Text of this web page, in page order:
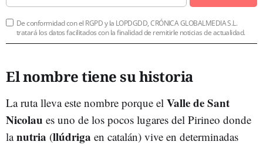
De conformidad con el RGPD y la LOPDGDD, CRÓNICA GLOBALMEDIA S.L.
tratará los datos facilitados con la finalidad de remitirle noticias de actualidad.
El nombre tiene su historia
La ruta lleva este nombre porque el Valle de Sant
Nicolau es uno de los pocos lugares del Pirineo donde
lanutria (llúdriga en catalán) vive en determinadas